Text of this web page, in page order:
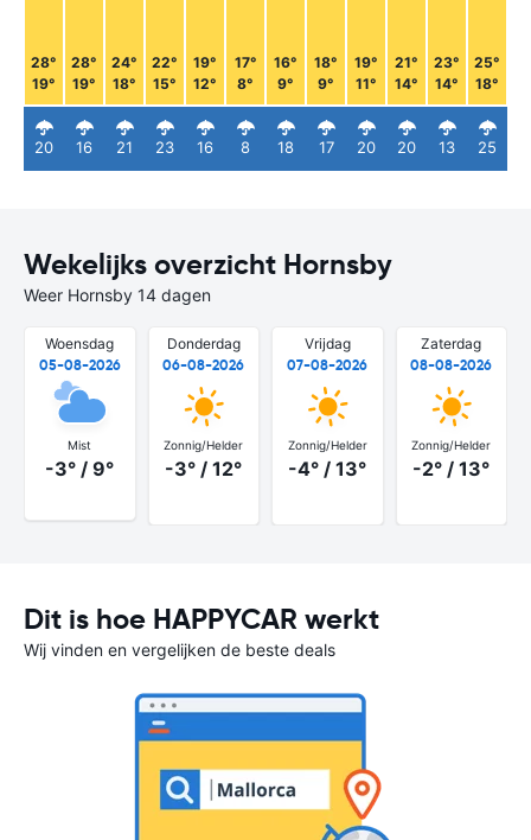
28°
19°
20
28°
19°
16
24°
18°
21
22°
15°
23
19°
12°
16
17°
8°
8
16°
9°
18
18°
9°
17
19°
11°
20
21°
14°
20
23°
14°
13
25°
18°
25
Wekelijks overzicht Hornsby
Weer Hornsby 14 dagen
Woensdag
05-08-2026
Mist
-3° / 9°
Donderdag
06-08-2026
Zonnig/Helder
-3° / 12°
Vrijdag
07-08-2026
Zonnig/Helder
-4° / 13°
Zaterdag
08-08-2026
Zonnig/Helder
-2° / 13°
Dit is hoe HAPPYCAR werkt
Wij vinden en vergelijken de beste deals